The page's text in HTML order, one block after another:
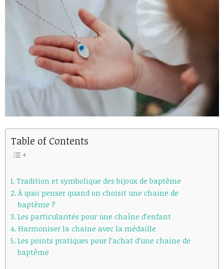
Table of Contents
Tradition et symbolique des bijoux de baptême
À quoi penser quand on choisit une chaine de
baptême ?
Les particularités pour une chaîne d’enfant
Harmoniser la chaine avec la médaille
Les points pratiques pour l’achat d’une chaine de
baptême